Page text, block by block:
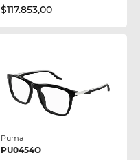
$117.853,00
Puma
PU0454O